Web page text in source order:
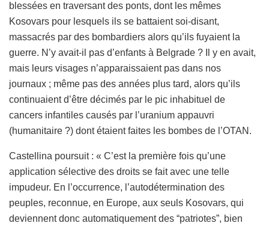
blessées en traversant des ponts, dont les mêmes
Kosovars pour lesquels ils se battaient soi-disant,
massacrés par des bombardiers alors qu’ils fuyaient la
guerre. N’y avait-il pas d’enfants à Belgrade ? Il y en avait,
mais leurs visages n’apparaissaient pas dans nos
journaux ; même pas des années plus tard, alors qu’ils
continuaient d’être décimés par le pic inhabituel de
cancers infantiles causés par l’uranium appauvri
(humanitaire ?) dont étaient faites les bombes de l’OTAN.
Castellina poursuit : « C’est la première fois qu’une
application sélective des droits se fait avec une telle
impudeur. En l’occurrence, l’autodétermination des
peuples, reconnue, en Europe, aux seuls Kosovars, qui
deviennent donc automatiquement des “patriotes”, bien